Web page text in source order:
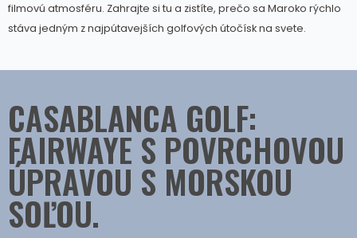
filmovú atmosféru. Zahrajte si tu a zistíte, prečo sa Maroko rýchlo
stáva jedným z najpútavejších golfových útočísk na svete.
CASABLANCA GOLF:
FAIRWAYE S POVRCHOVOU
ÚPRAVOU S MORSKOU
SOĽOU.